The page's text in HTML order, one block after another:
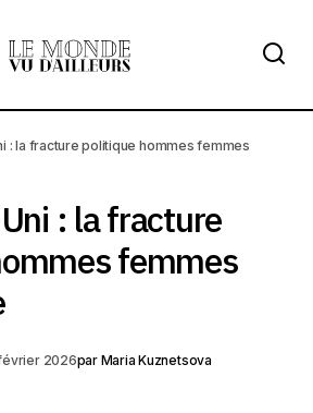
: la fracture politique hommes femmes
: la fracture
femmes
2026par Maria Kuznetsova